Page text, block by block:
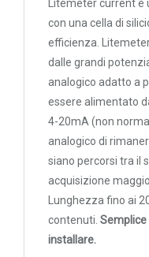
Litemeter current
con una cella di
efficienza.
dalle grandi
analogico adatto a
essere alimentato
4-20mA (non
analogico di
siano percorsi tra il
acquisizione
Lunghezza fino ai
contenuti. Semplice
installare.
Trasmettitori
Pressostati
Sonde di flusso
Flussostati
Flussimetri
Misuratori di portata aria
Sonde di livello
QUALITA'
DELL'ARIA
Sonde CO2